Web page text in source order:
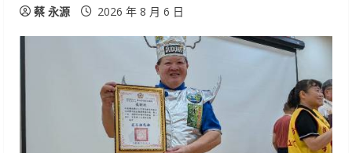
蔡 永源 2026 年 8 月 6 日